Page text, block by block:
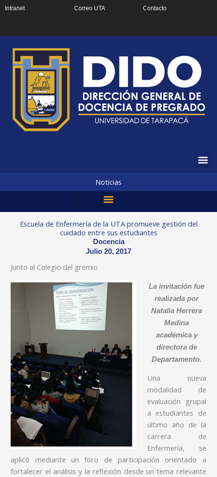
Intranet Correo UTA Contacto
Noticias
Escuela de Enfermería de la UTA promueve gestión del
cuidado entre sus estudiantes
Docencia
Julio 20, 2017
Junto al Colegio del gremio
La invitación fue
realizada por
Natalia Herrera
Medina
académica y
directora de
Departamento.
Una nueva
modalidad de
evaluación grupal
a estudiantes de
último año de la
carrera de
Enfermería, se
aplicó mediante un foro de participación orientado a
fortalecer el análisis y la reflexión desde un tema relevante